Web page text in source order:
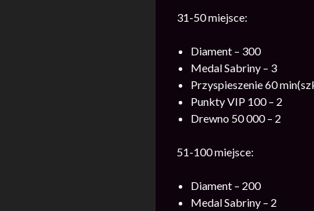
31-50 miejsce:
Diament – 300
Medal Sabriny – 3
Przyspieszenie 60
Punkty VIP 100 – 2
Drewno 50 000 – 2
51-100 miejsce:
Diament – 200
Medal Sabriny – 2